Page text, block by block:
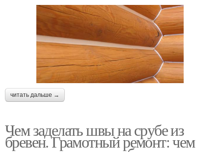
читать дальше →
Чем заделать швы на срубе из
бревен. Грамотный ремонт: чем